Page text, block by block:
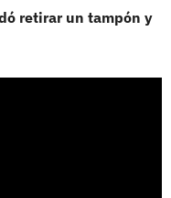
retirar un tampón y